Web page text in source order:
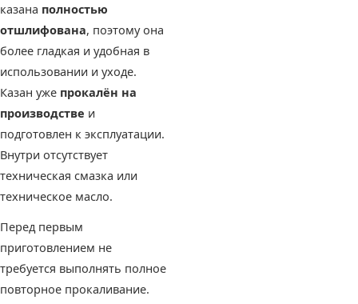
казана полностью
отшлифована, поэтому она
более гладкая и удобная в
использовании и уходе.
Казан уже прокалён на
производстве и
подготовлен к эксплуатации.
Внутри отсутствует
техническая смазка или
техническое масло.
Перед первым
приготовлением не
требуется выполнять полное
повторное прокаливание.